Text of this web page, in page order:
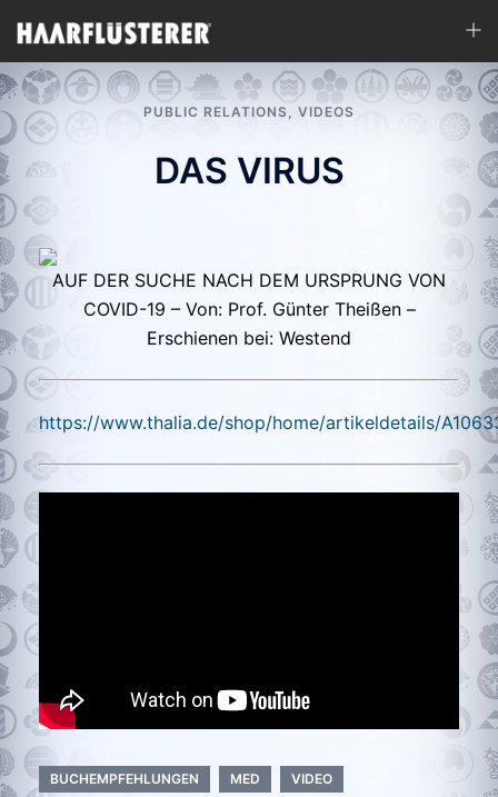
Inhalt
springen
PUBLIC RELATIONS , VIDEOS
DAS VIRUS
AUF DER SUCHE NACH DEM URSPRUNG VON
COVID-19 – Von: Prof. Günter Theißen –
Erschienen bei: Westend
https://www.thalia.de/shop/home/artikeldetails/
BUCHEMPFEHLUNGEN MED VIDEO